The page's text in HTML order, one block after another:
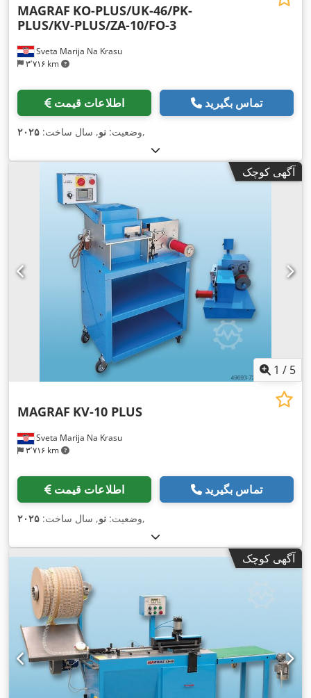
Sveta Marija Na Krasu
۳٬۷۱۶ km
MAGRAF KO-PLUS/UK-46/PK-
PLUS/KV-PLUS/ZA-10/FO-3
اطلاعات قیمت تماس بگیرید
وضعیت: نو, سال ساخت: ۲۰۲۵ ,
آگهی کوچک
1 / 5
Sveta Marija Na Krasu
۳٬۷۱۶ km
MAGRAF KV-10 PLUS
اطلاعات قیمت تماس بگیرید
وضعیت: نو, سال ساخت: ۲۰۲۵ ,
آگهی کوچک